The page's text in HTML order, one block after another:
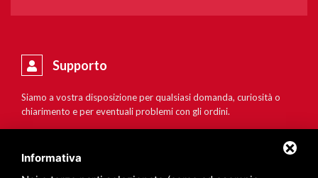
Supporto
Siamo a vostra disposizione per qualsiasi domanda, curiosità o
chiarimento e per eventuali problemi con gli ordini.
Informativa